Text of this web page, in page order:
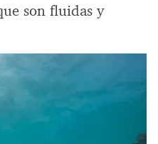
son fluidas y